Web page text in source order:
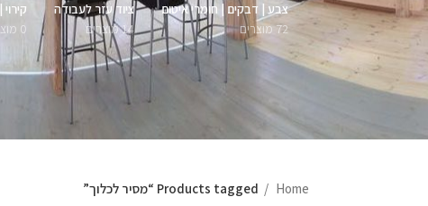
צבע | דבקים | חומרי איטום
72 מוצרים
ציוד עזר לעבודה
14 מוצרים
0 מוצרים
Home Products tagged “מסיר לכלוך”